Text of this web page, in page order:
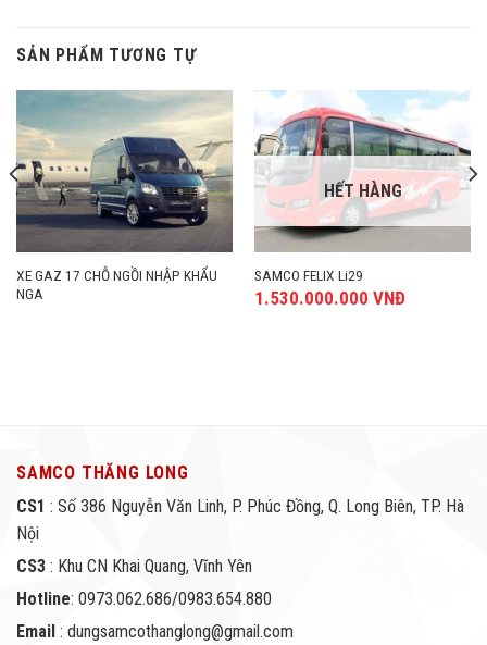
SẢN PHẨM TƯƠNG TỰ
XE GAZ 17 CHỖ NGỒI NHẬP KHẨU
NGA
HẾT HÀNG
SAMCO FELIX Li29
1.530.000.000 VNĐ
SAMCO THĂNG LONG
CS1 : Số 386 Nguyễn Văn Linh, P. Phúc Đồng, Q. Long Biên, TP. Hà
Nội
CS3 : Khu CN Khai Quang, Vĩnh Yên
Hotline: 0973.062.686/0983.654.880
Email : dungsamcothanglong@gmail.com